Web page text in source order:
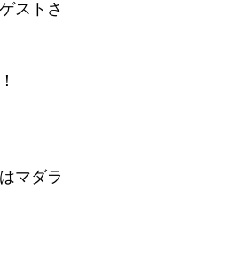
ストさ
マダラ